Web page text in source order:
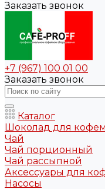
Заказать звонок
+7 (967) 100 01 00
Заказать звонок
Каталог
Шоколад для
Чай
Чай порционный
Чай рассыпной
Аксессуары для
Насосы